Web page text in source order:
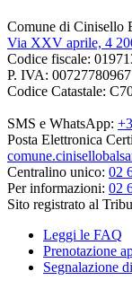
Comune di Cinisello
Via XXV aprile, 4
Codice fiscale:
P. IVA: 00727780967
Codice Catastale:
SMS e WhatsApp:
Posta Elettronica
Centralino unico: 02
Per informazioni: 02
Sito registrato al
Leggi le FAQ
Prenotazione
Segnalazione